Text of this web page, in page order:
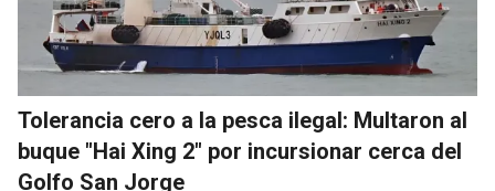
Tolerancia cero a la pesca ilegal: Multaron al
buque "Hai Xing 2" por incursionar cerca del
Golfo San Jorge